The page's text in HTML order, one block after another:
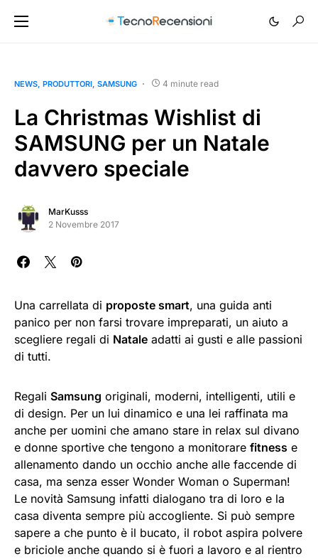
NEWS PRODUTTORI SAMSUNG 4 minute read
La Christmas Wishlist di
SAMSUNG per un Natale
davvero speciale
MarKusss
2 Novembre 2017
Una carrellata di proposte smart, una guida anti
panico per non farsi trovare impreparati, un aiuto a
scegliere regali di Natale adatti ai gusti e alle passioni
di tutti.
Regali Samsung originali, moderni, intelligenti, utili e
di design. Per un lui dinamico e una lei raffinata ma
anche per uomini che amano stare in relax sul divano
e donne sportive che tengono a monitorare fitness e
allenamento dando un occhio anche alle faccende di
casa, ma senza esser Wonder Woman o Superman!
Le novità Samsung infatti dialogano tra di loro e la
casa diventa sempre più accogliente. Si può sempre
sapere a che punto è il bucato, il robot aspira polvere
e briciole anche quando si è fuori a lavoro e al rientro